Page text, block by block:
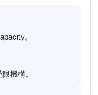
。
機構。